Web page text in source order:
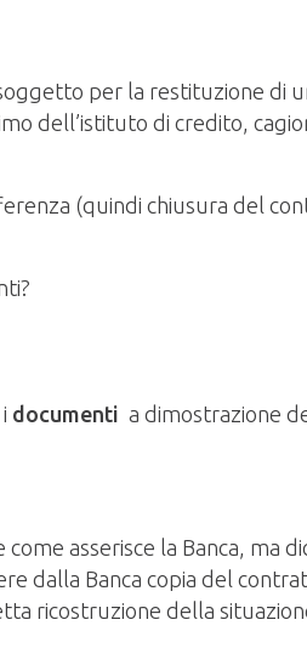
per la restituzione di
dell’istituto di credito,
(quindi chiusura del
documenti a dimostrazione
asserisce la Banca, ma
dalla Banca copia del
ricostruzione della